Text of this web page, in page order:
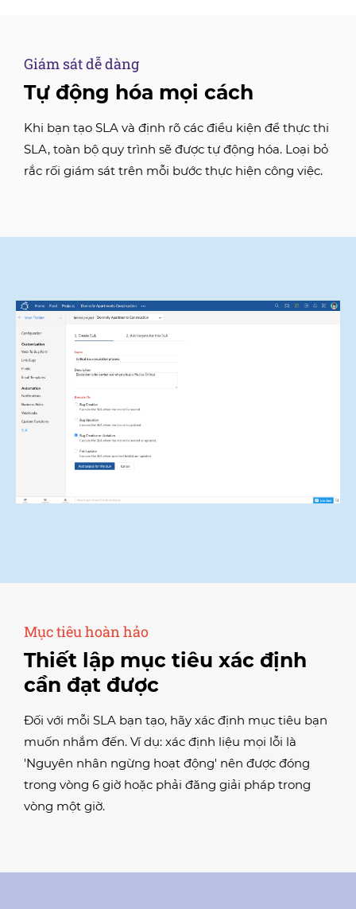
Giám sát dễ dàng
Tự động hóa mọi cách
Khi bạn tạo SLA và định rõ các điều kiện để thực thi
SLA, toàn bộ quy trình sẽ được tự động hóa. Loại bỏ
rắc rối giám sát trên mỗi bước thực hiện công việc.
Mục tiêu hoàn hảo
Thiết lập mục tiêu xác định
cần đạt được
Đối với mỗi SLA bạn tạo, hãy xác định mục tiêu bạn
muốn nhắm đến. Ví dụ: xác định liệu mọi lỗi là
'Nguyên nhân ngừng hoạt động' nên được đóng
trong vòng 6 giờ hoặc phải đăng giải pháp trong
vòng một giờ.